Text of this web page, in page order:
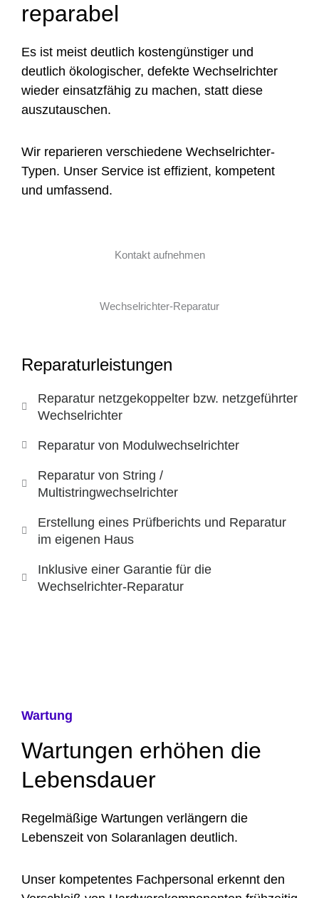
reparabel
Es ist meist deutlich kostengünstiger und
deutlich ökologischer, defekte Wechselrichter
wieder einsatzfähig zu machen, statt diese
auszutauschen.
Wir reparieren verschiedene Wechselrichter-
Typen. Unser Service ist effizient, kompetent
und umfassend.
Kontakt aufnehmen
Wechselrichter-Reparatur
Reparaturleistungen
Reparatur netzgekoppelter bzw. netzgeführter
Wechselrichter
Reparatur von Modulwechselrichter
Reparatur von String /
Multistringwechselrichter
Erstellung eines Prüfberichts und Reparatur
im eigenen Haus
Inklusive einer Garantie für die
Wechselrichter-Reparatur
Wartung
Wartungen erhöhen die
Lebensdauer
Regelmäßige Wartungen verlängern die
Lebenszeit von Solaranlagen deutlich.
Unser kompetentes Fachpersonal erkennt den